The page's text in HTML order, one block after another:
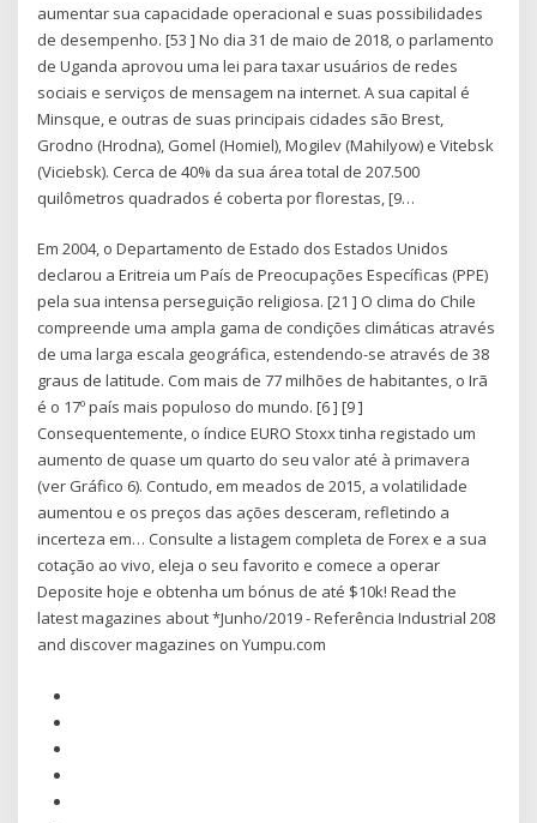
aumentar sua capacidade operacional e suas possibilidades
de desempenho. [53 ] No dia 31 de maio de 2018, o parlamento
de Uganda aprovou uma lei para taxar usuários de redes
sociais e serviços de mensagem na internet. A sua capital é
Minsque, e outras de suas principais cidades são Brest,
Grodno (Hrodna), Gomel (Homiel), Mogilev (Mahilyow) e Vitebsk
(Viciebsk). Cerca de 40% da sua área total de 207.500
quilômetros quadrados é coberta por florestas, [9…
Em 2004, o Departamento de Estado dos Estados Unidos
declarou a Eritreia um País de Preocupações Específicas (PPE)
pela sua intensa perseguição religiosa. [21 ] O clima do Chile
compreende uma ampla gama de condições climáticas através
de uma larga escala geográfica, estendendo-se através de 38
graus de latitude. Com mais de 77 milhões de habitantes, o Irã
é o 17º país mais populoso do mundo. [6 ] [9 ]
Consequentemente, o índice EURO Stoxx tinha registado um
aumento de quase um quarto do seu valor até à primavera
(ver Gráfico 6). Contudo, em meados de 2015, a volatilidade
aumentou e os preços das ações desceram, refletindo a
incerteza em… Consulte a listagem completa de Forex e a sua
cotação ao vivo, eleja o seu favorito e comece a operar
Deposite hoje e obtenha um bónus de até $10k! Read the
latest magazines about *Junho/2019 - Referência Industrial 208
and discover magazines on Yumpu.com